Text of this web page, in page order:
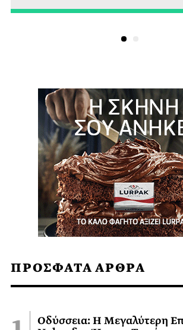
ΠΡΟΣΦΑΤΑ ΑΡΘΡΑ
Οδύσσεια: Η Μεγαλύτερη